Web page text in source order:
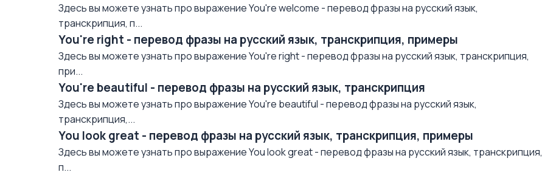
Здесь вы можете узнать про выражение You're welcome - перевод фразы на русский язык,
транскрипция, п...
You're right - перевод фразы на русский язык, транскрипция, примеры
Здесь вы можете узнать про выражение You're right - перевод фразы на русский язык, транскрипция,
при...
You're beautiful - перевод фразы на русский язык, транскрипция
Здесь вы можете узнать про выражение You're beautiful - перевод фразы на русский язык,
транскрипция,...
You look great - перевод фразы на русский язык, транскрипция, примеры
Здесь вы можете узнать про выражение You look great - перевод фразы на русский язык, транскрипция,
п...